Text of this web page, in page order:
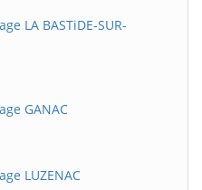
LA BASTiDE-SUR-
GANAC
LUZENAC